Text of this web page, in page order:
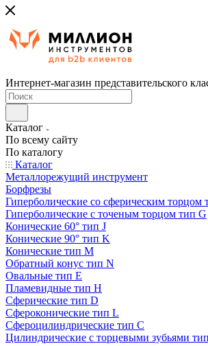
Интернет-магазин представительского
Каталог
По всему сайту
По каталогу
Каталог
Металлорежущий инструмент
Борфрезы
Гиперболические cо сферическим торцом
Гиперболические с точеным торцом тип G
Конические 60° тип J
Конические 90° тип K
Конические тип M
Обратный конус тип N
Овальные тип E
Пламевидные тип H
Сферические тип D
Сфероконические тип L
Сфероцилиндрические тип C
Цилиндрические с торцевыми зубьями